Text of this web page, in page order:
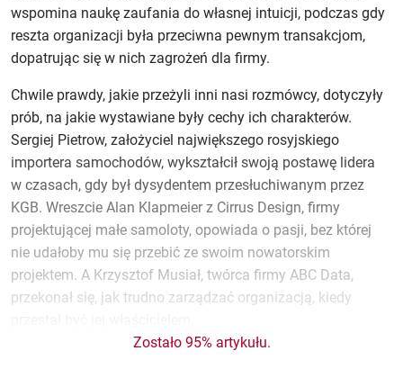
wspomina naukę zaufania do własnej intuicji, podczas gdy
reszta organizacji była przeciwna pewnym transakcjom,
dopatrując się w nich zagrożeń dla firmy.
Chwile prawdy, jakie przeżyli inni nasi rozmówcy, dotyczyły
prób, na jakie wystawiane były cechy ich charakterów.
Sergiej Pietrow, założyciel największego rosyjskiego
importera samochodów, wykształcił swoją postawę lidera
w czasach, gdy był dysydentem przesłuchiwanym przez
KGB. Wreszcie Alan Klapmeier z Cirrus Design, firmy
projektującej małe samoloty, opowiada o pasji, bez której
nie udałoby mu się przebić ze swoim nowatorskim
projektem. A Krzysztof Musiał, twórca firmy ABC Data,
przekonał się, jak trudno zarządzać organizacją, kiedy
Zostało 95% artykułu.